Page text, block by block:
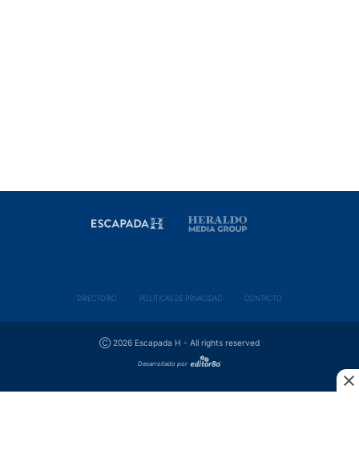
DIRECTORIO POLÍ­TICAS DE PRIVACIDAD CONTACTO
Ⓒ 2026 Escapada H - All rights reserved
Desarrollado por